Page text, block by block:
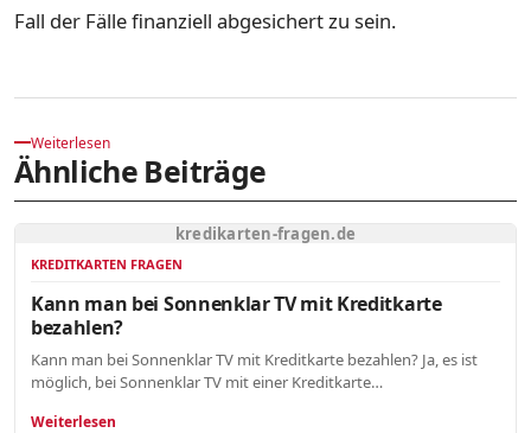
Fall der Fälle finanziell abgesichert zu sein.
Weiterlesen
Ähnliche Beiträge
kredikarten-fragen.de
KREDITKARTEN FRAGEN
Kann man bei Sonnenklar TV mit Kreditkarte
bezahlen?
Kann man bei Sonnenklar TV mit Kreditkarte bezahlen? Ja, es ist
möglich, bei Sonnenklar TV mit einer Kreditkarte…
Weiterlesen